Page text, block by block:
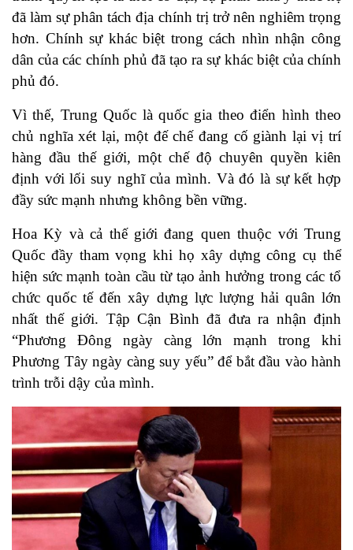
đã làm sự phân tách địa chính trị trở nên nghiêm trọng
hơn. Chính sự khác biệt trong cách nhìn nhận công
dân của các chính phủ đã tạo ra sự khác biệt của chính
phủ đó.
Vì thế, Trung Quốc là quốc gia theo điển hình theo
chủ nghĩa xét lại, một đế chế đang cố giành lại vị trí
hàng đầu thế giới, một chế độ chuyên quyền kiên
định với lối suy nghĩ của mình. Và đó là sự kết hợp
đầy sức mạnh nhưng không bền vững.
Hoa Kỳ và cả thế giới đang quen thuộc với Trung
Quốc đầy tham vọng khi họ xây dựng công cụ thể
hiện sức mạnh toàn cầu từ tạo ảnh hưởng trong các tổ
chức quốc tế đến xây dựng lực lượng hải quân lớn
nhất thế giới. Tập Cận Bình đã đưa ra nhận định
“Phương Đông ngày càng lớn mạnh trong khi
Phương Tây ngày càng suy yếu” để bắt đầu vào hành
trình trỗi dậy của mình.